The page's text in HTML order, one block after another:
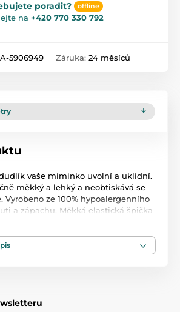
poradit? offline
na +420 770 330 792
5906949 Záruka: 24 měsíců
vaše miminko uvolní a uklidní.
měkký a lehký a neobtiskává se
Vyrobeno ze 100% hypoalergenního
a zápachu. Měkká elastická špička
Symetrická špička dudlíku je pro
přijatelná. Vyrobeno výhradně z
Speciálně navržený tvar štítku